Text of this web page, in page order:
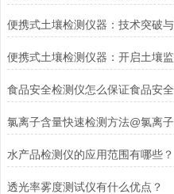
食品安全检测仪怎么保证食品安全
水产品检测仪的应用范围有哪些？
透光率雾度测试仪有什么优点？